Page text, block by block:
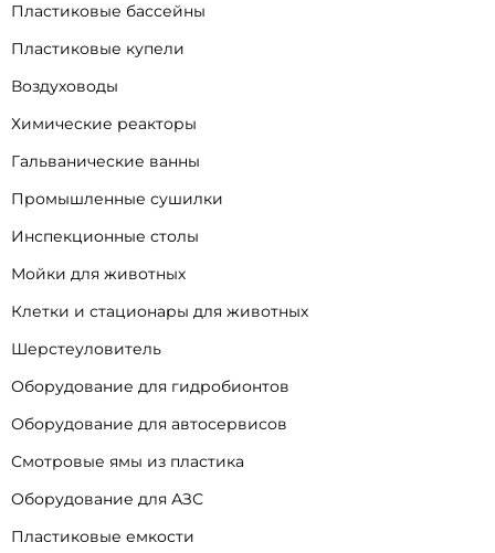
Пластиковые бассейны
Пластиковые купели
Воздуховоды
Химические реакторы
Гальванические ванны
Промышленные сушилки
Инспекционные столы
Мойки для животных
Клетки и стационары для животных
Шерстеуловитель
Оборудование для гидробионтов
Оборудование для автосервисов
Смотровые ямы из пластика
Оборудование для АЗС
Пластиковые емкости